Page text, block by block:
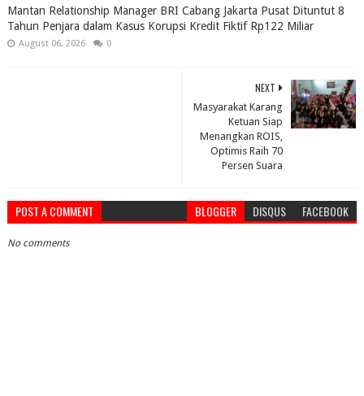
Mantan Relationship Manager BRI Cabang Jakarta Pusat Dituntut 8
Tahun Penjara dalam Kasus Korupsi Kredit Fiktif Rp122 Miliar
August 06, 2026 0
NEXT
Masyarakat Karang
Ketuan Siap
Menangkan ROIS,
Optimis Raih 70
Persen Suara
POST A COMMENT BLOGGER DISQUS FACEBOOK
No comments